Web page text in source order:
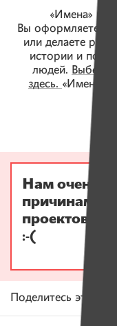
«Имена»
Вы оформляете
или делаете
истории и
людей.
здесь. «Имена»
Нам очень
причинам
проектов
:-(
Поделитесь этой